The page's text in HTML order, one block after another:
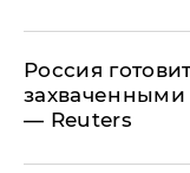
​Россия
— Reuters